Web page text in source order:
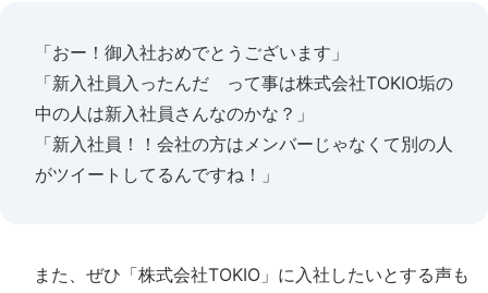
「おー！御入社おめでとうございます」
「新入社員入ったんだ って事は株式会社TOKIO垢の
中の人は新入社員さんなのかな？」
「新入社員！！会社の方はメンバーじゃなくて別の人
がツイートしてるんですね！」
また、ぜひ「株式会社TOKIO」に入社したいとする声も